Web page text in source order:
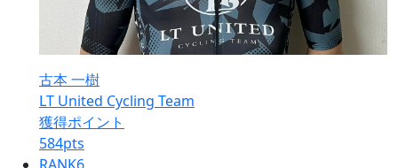
古本 一樹
LT United Cycling Team
獲得ポイント
584pts